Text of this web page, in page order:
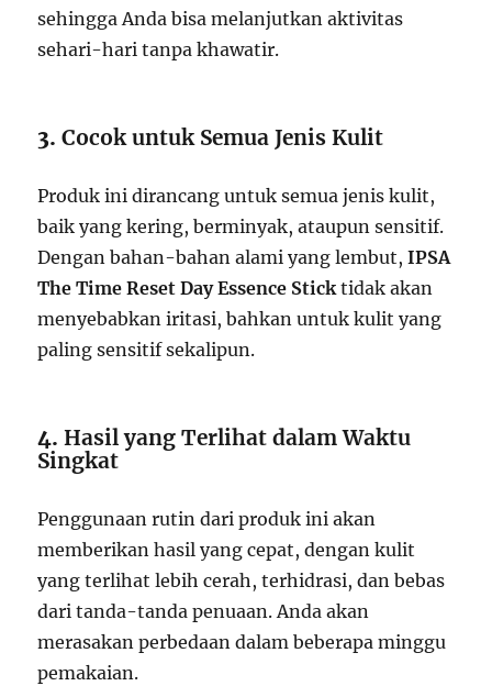
sehingga Anda bisa melanjutkan aktivitas
sehari-hari tanpa khawatir.
3.Cocok untuk Semua Jenis Kulit
Produk ini dirancang untuk semua jenis kulit,
baik yang kering, berminyak, ataupun sensitif.
Dengan bahan-bahan alami yang lembut,IPSA
The Time Reset Day Essence Stick tidak akan
menyebabkan iritasi, bahkan untuk kulit yang
paling sensitif sekalipun.
4.Hasil yang Terlihat dalam Waktu
Singkat
Penggunaan rutin dari produk ini akan
memberikan hasil yang cepat, dengan kulit
yang terlihat lebih cerah, terhidrasi, dan bebas
dari tanda-tanda penuaan. Anda akan
merasakan perbedaan dalam beberapa minggu
pemakaian.